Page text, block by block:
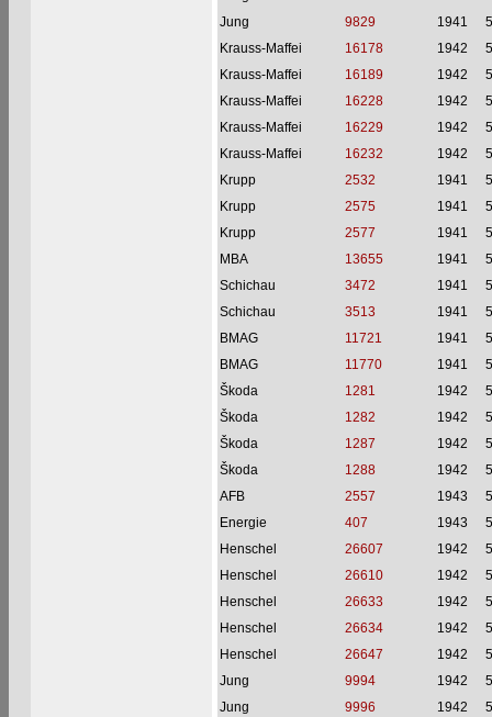
Jung
9829 1941
Krauss-Maffei
16178 1942
Krauss-Maffei
16189 1942
Krauss-Maffei
16228 1942
Krauss-Maffei
16229 1942
Krauss-Maffei
16232 1942
Krupp
2532 1941
Krupp
2575 1941
Krupp
2577 1941
MBA
13655 1941
Schichau
3472 1941
Schichau
3513 1941
BMAG
11721 1941
BMAG
11770 1941
Škoda
1281 1942
Škoda
1282 1942
Škoda
1287 1942
Škoda
1288 1942
AFB
2557 1943
Energie
407 1943
Henschel
26607 1942
Henschel
26610 1942
Henschel
26633 1942
Henschel
26634 1942
Henschel
26647 1942
Jung
9994 1942
Jung
9996 1942